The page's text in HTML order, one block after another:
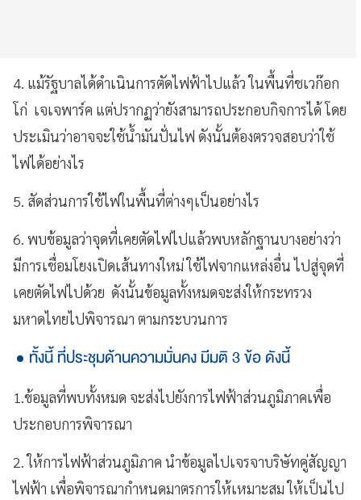
4. แม้รัฐบาลได้ดำเนินการตัดไฟฟ้าไปแล้ว ในพื้นที่ชเวก๊อก
โก่ เจเจพาร์ค แต่ปรากฏว่ายังสามารถประกอบกิจการได้ โดย
ประเมินว่าอาจจะใช้น้ำมันปั่นไฟ ดังนั้นต้องตรวจสอบว่าใช้
ไฟได้อย่างไร
5. สัดส่วนการใช้ไฟในพื้นที่ต่างๆเป็นอย่างไร
6. พบข้อมูลว่าจุดที่เคยตัดไฟไปแล้วพบหลักฐานบางอย่างว่า
มีการเชื่อมโยงเปิดเส้นทางใหม่ ใช้ไฟจากแหล่งอื่น ไปสู่จุดที่
เคยตัดไฟไปด้วย ดังนั้นข้อมูลทั้งหมดจะส่งให้กระทรวง
มหาดไทยไปพิจารณา ตามกระบวนการ
ทั้งนี้ ที่ประชุมด้านความมั่นคง มีมติ 3 ข้อ ดังนี้
1.ข้อมูลที่พบทั้งหมด จะส่งไปยังการไฟฟ้าส่วนภูมิภาคเพื่อ
ประกอบการพิจารณา
2. ให้การไฟฟ้าส่วนภูมิภาค นำข้อมูลไปเจรจาบริษัทคู่สัญญา
ไฟฟ้า เพื่อพิจารณากำหนดมาตรการให้เหมาะสม ให้เป็นไป